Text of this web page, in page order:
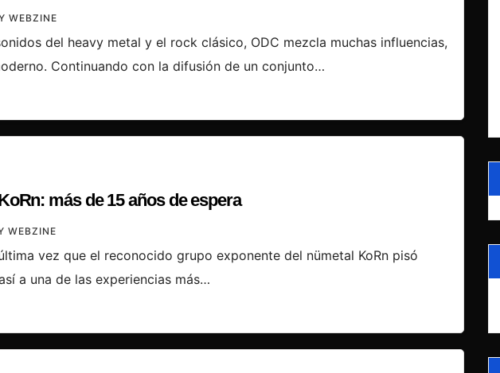
WEBZINE
del heavy metal y el rock clásico, ODC mezcla muchas influencias,
Continuando con la difusión de un conjunto…
más de 15 años de espera
WEBZINE
vez que el reconocido grupo exponente del nümetal KoRn pisó
a una de las experiencias más…